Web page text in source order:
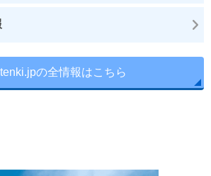
tenki.jpの全情報はこちら